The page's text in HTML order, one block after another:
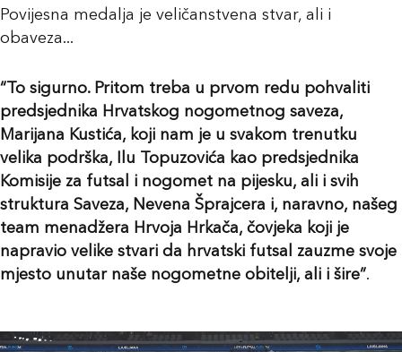
Povijesna medalja je veličanstvena stvar, ali i
obaveza...
“To sigurno. Pritom treba u prvom redu pohvaliti
predsjednika Hrvatskog nogometnog saveza,
Marijana Kustića, koji nam je u svakom trenutku
velika podrška, Ilu Topuzovića kao predsjednika
Komisije za futsal i nogomet na pijesku, ali i svih
struktura Saveza, Nevena Šprajcera i, naravno, našeg
team menadžera Hrvoja Hrkača, čovjeka koji je
napravio velike stvari da hrvatski futsal zauzme svoje
mjesto unutar naše nogometne obitelji, ali i šire”.